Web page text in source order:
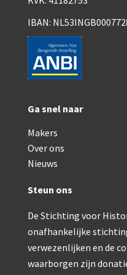
Smith, Beck &
Beck & Beck,
Dollond, ‘bar-
Ongesigneerd,
Robbins
Nachet, ‘plus
Beck & Beck,
Hartnack /
Baker,
IBAN:
Ga snel naar
Makers
Over ons
Nieuws
Steun ons
De Stichting voor
onafhankelijke
verwezenlijken en de
waarborgen zijn